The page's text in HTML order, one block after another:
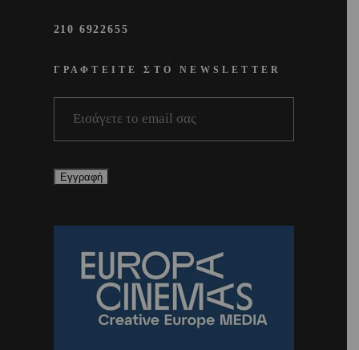
210 6922655
ΓΡΑΦΤΕΙΤΕ ΣΤΟ NEWSLETTER